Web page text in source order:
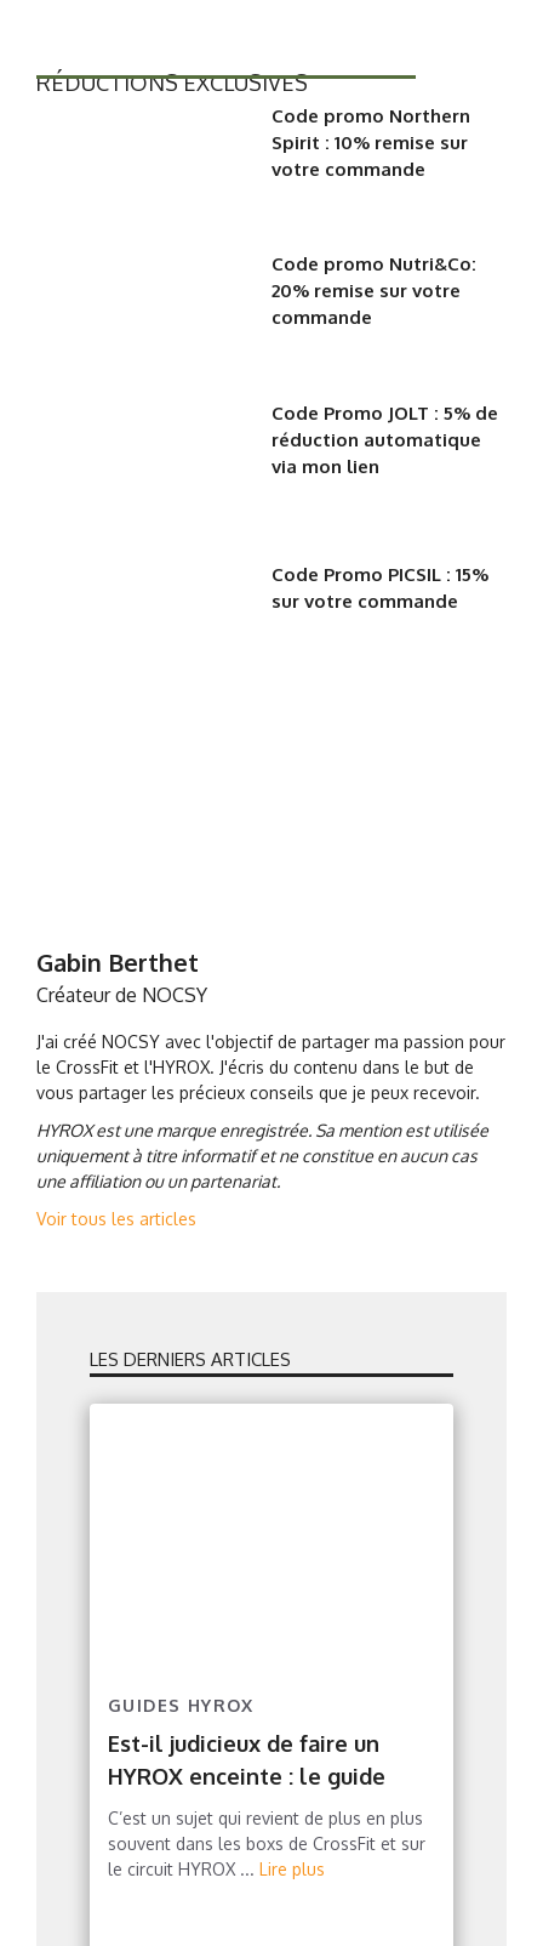
RÉDUCTIONS EXCLUSIVES
Code promo Northern
Spirit : 10% remise sur
votre commande
Code promo Nutri&Co:
20% remise sur votre
commande
Code Promo JOLT : 5% de
réduction automatique
via mon lien
Code Promo PICSIL : 15%
sur votre commande
Gabin Berthet
Créateur de NOCSY
J'ai créé NOCSY avec l'objectif de partager ma passion pour
le CrossFit et l'HYROX. J'écris du contenu dans le but de
vous partager les précieux conseils que je peux recevoir.
HYROX est une marque enregistrée. Sa mention est utilisée
uniquement à titre informatif et ne constitue en aucun cas
une affiliation ou un partenariat.
Voir tous les articles
LES DERNIERS ARTICLES
GUIDES HYROX
Est-il judicieux de faire un
HYROX enceinte : le guide
C’est un sujet qui revient de plus en plus
souvent dans les boxs de CrossFit et sur
le circuit HYROX ... Lire plus